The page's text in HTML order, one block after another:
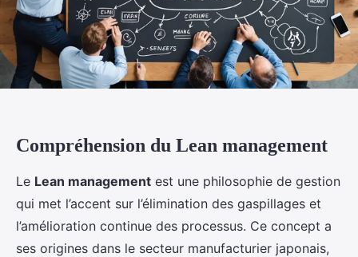
Compréhension du Lean management
Le Lean management est une philosophie de gestion
qui met l’accent sur l’élimination des gaspillages et
l’amélioration continue des processus. Ce concept a
ses origines dans le secteur manufacturier japonais,